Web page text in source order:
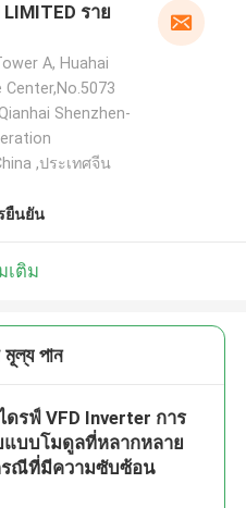
LIMITED ราย
A, Huahai
Center,No.5073
Shenzhen-
,ประเทศจีน
ยืนยัน
เติม
পান
ดรฟ์ VFD Inverter การ
บบโมดูลที่หลากหลาย
รณีที่มีความซับซ้อน